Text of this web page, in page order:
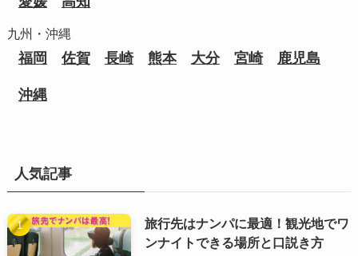
九州・沖縄
福岡 佐賀 長崎 熊本 大分 宮崎 鹿児島
沖縄
人気記事
旅行先はナンパに最適！観光地でワ
ンナイトできる場所と口説き方